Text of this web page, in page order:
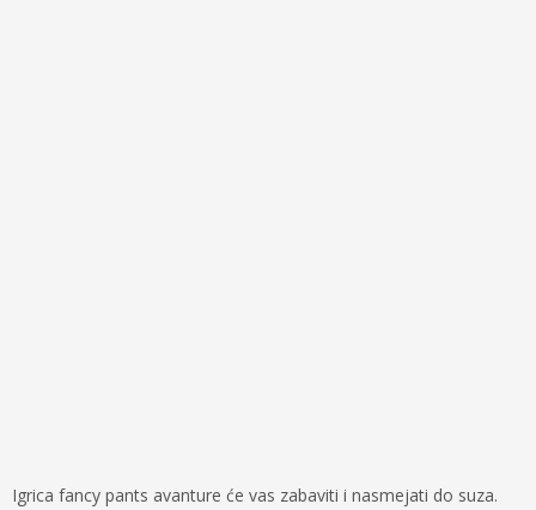
Igrica fancy pants avanture će vas zabaviti i nasmejati do suza.